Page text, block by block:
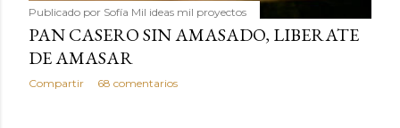
Publicado por Sofía Mil ideas mil proyectos
PAN CASERO SIN AMASADO, LIBERATE
DE AMASAR
Compartir 68 comentarios